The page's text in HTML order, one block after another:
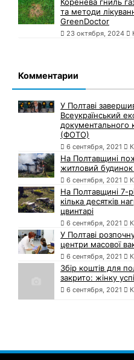
та методи
GreenDoctor
23 октября, 2024
Комментарии
У Полтаві
Всеукраїнський
документального
(ФОТО)
6 сентября, 2021
На Полтавщині
житловий будинок
6 сентября, 2021
На Полтавщині 7-
кілька десятків
цвинтарі
6 сентября, 2021
У Полтаві
центри масової
6 сентября, 2021
Збір коштів для
закрито: жінку
6 сентября, 2021